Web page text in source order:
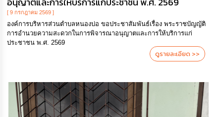
[ 9 กรกฎาคม 2569 ]
องค์การบริหารส่วนตำบลหนองบ่อ ขอประชาสัมพันธ์เรื่อง พระราชบัญญัติ
การอำนวยความสะดวกในการพิจารณาอนุญาตและการให้บริการแก่
ประชาชน พ.ศ. 2569
ดูรายละเอียด >>